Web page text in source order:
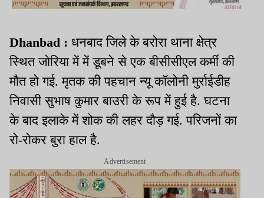
Dhanbad : धनबाद जिले के बरोरा थाना क्षेत्र
स्थित जोरिया में में डूबने से एक बीसीसीएल कर्मी की
मौत हो गई. मृतक की पहचान न्यू कॉलोनी मुर्राईडीह
निवासी सुभाष कुमार बाउरी के रूप में हुई है. घटना
के बाद इलाके में शोक की लहर दौड़ गई. परिजनों का
रो-रोकर बुरा हाल है.
Advertisement